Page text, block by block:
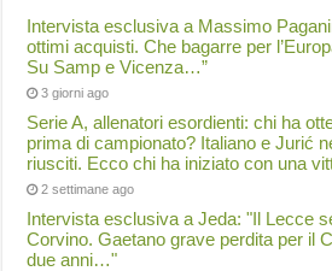
Intervista esclusiva a Massimo
ottimi acquisti. Che bagarre per
Su Samp e Vicenza…”
3 giorni ago
Serie A, allenatori esordienti: chi ha
prima di campionato? Italiano e Jurić
riusciti. Ecco chi ha iniziato con una
2 settimane ago
Intervista esclusiva a Jeda: "Il Lecce
Corvino. Gaetano grave perdita per il
due anni…"